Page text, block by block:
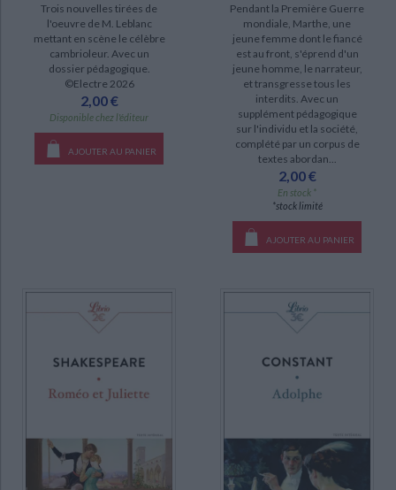
Trois nouvelles tirées de
l'oeuvre de M. Leblanc
mettant en scène le célèbre
cambrioleur. Avec un
dossier pédagogique.
©Electre 2026
2,00 €
Disponible chez l'éditeur
AJOUTER AU PANIER
Pendant la Première Guerre
mondiale, Marthe, une
jeune femme dont le fiancé
est au front, s'éprend d'un
jeune homme, le narrateur,
et transgresse tous les
interdits. Avec un
supplément pédagogique
sur l'individu et la société,
complété par un corpus de
textes abordan...
2,00 €
En stock *
*stock limité
AJOUTER AU PANIER